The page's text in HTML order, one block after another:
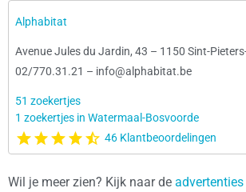
Alphabitat
Avenue Jules du Jardin, 43 – 1150 Sint-
02/770.31.21 – info@alphabitat.be
51 zoekertjes
1 zoekertjes in Watermaal-Bosvoorde
46 Klantbeoordelingen
Wil je meer zien? Kijk naar de